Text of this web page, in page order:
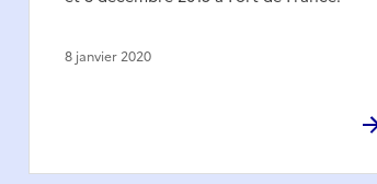
8 janvier 2020